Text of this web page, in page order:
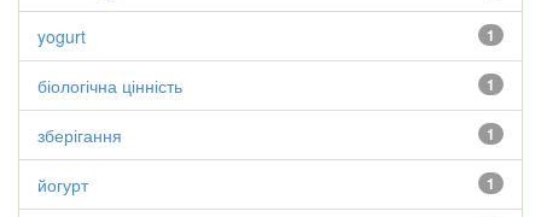
1
yogurt
1
біологічна цінність
1
зберігання
1
йогурт